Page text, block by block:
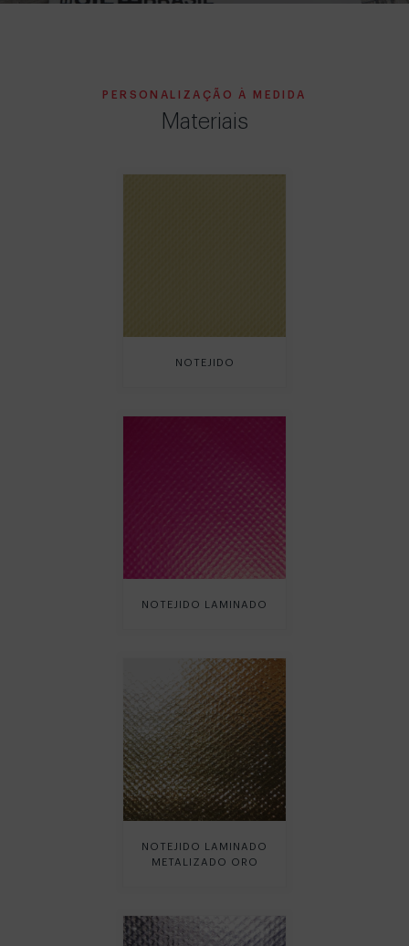
PERSONALIZAÇÃO À MEDIDA
Materiais
NOTEJIDO
NOTEJIDO LAMINADO
NOTEJIDO LAMINADO
METALIZADO ORO